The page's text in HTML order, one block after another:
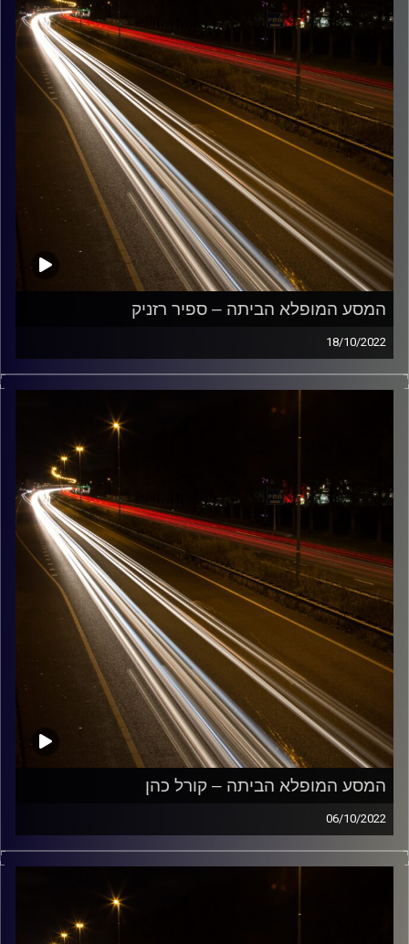
המסע המופלא הביתה – ספיר רזניק
18/10/2022
מוזיקה שתלווה אותנו אחרי יום עבודה ארוך ותחזיר אותנו
הביתה בשלום עם ספיר רזניק.
קרדיט תמונות:
המסע המופלא הביתה – קורל כהן
06/10/2022
מוזיקה שתלווה אותנו אחרי יום עבודה ארוך ותחזיר אותנו
הביתה בשלום עם קורל כהן.
קרדיט תמונות: